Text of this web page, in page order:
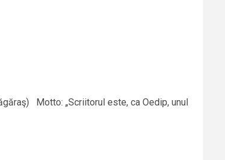
Motto: „Scriitorul este, ca Oedip, unul